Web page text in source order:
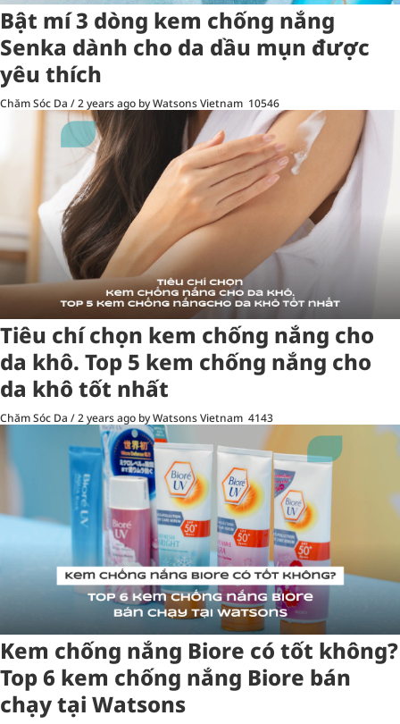
Bật mí 3 dòng kem chống nắng
Senka dành cho da dầu mụn được
yêu thích
Chăm Sóc Da /2 years ago by Watsons Vietnam 10546
Tiêu chí chọn kem chống nắng cho
da khô. Top 5 kem chống nắng cho
da khô tốt nhất
Chăm Sóc Da /2 years ago by Watsons Vietnam 4143
Kem chống nắng Biore có tốt không?
Top 6 kem chống nắng Biore bán
chạy tại Watsons